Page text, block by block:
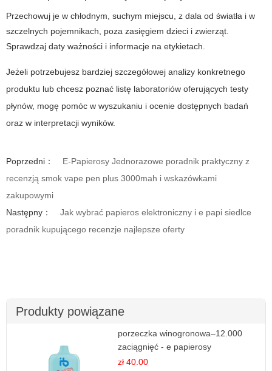
Przechowuj je w chłodnym, suchym miejscu, z dala od światła i w
szczelnych pojemnikach, poza zasięgiem dzieci i zwierząt.
Sprawdzaj daty ważności i informacje na etykietach.
Jeżeli potrzebujesz bardziej szczegółowej analizy konkretnego
produktu lub chcesz poznać listę laboratoriów oferujących testy
płynów, mogę pomóc w wyszukaniu i ocenie dostępnych badań
oraz w interpretacji wyników.
Poprzedni：
E-Papierosy Jednorazowe poradnik praktyczny z
recenzją smok vape pen plus 3000mah i wskazówkami
zakupowymi
Następny：
Jak wybrać papieros elektroniczny i e papi siedlce
poradnik kupującego recenzje najlepsze oferty
Produkty powiązane
porzeczka winogronowa–12.000
zaciągnięć - e papierosy
zł 40.00